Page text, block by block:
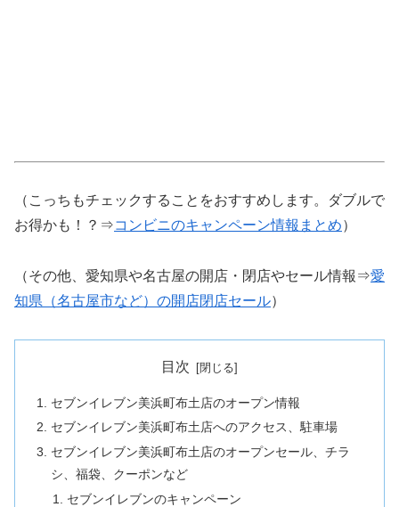
（こっちもチェックすることをおすすめします。ダブルで
お得かも！？⇒コンビニのキャンペーン情報まとめ）
（その他、愛知県や名古屋の開店・閉店やセール情報⇒愛
知県（名古屋市など）の開店閉店セール）
目次
セブンイレブン美浜町布土店のオープン情報
セブンイレブン美浜町布土店へのアクセス、駐車場
セブンイレブン美浜町布土店のオープンセール、チラ
シ、福袋、クーポンなど
セブンイレブンのキャンペーン